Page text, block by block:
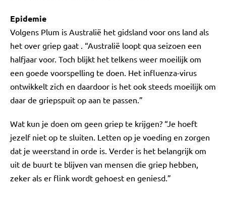
Epidemie
Volgens Plum is Australië het gidsland voor ons land als
het over griep gaat . “Australië loopt qua seizoen een
halfjaar voor. Toch blijkt het telkens weer moeilijk om
een goede voorspelling te doen. Het influenza-virus
ontwikkelt zich en daardoor is het ook steeds moeilijk om
daar de griepspuit op aan te passen.”
Wat kun je doen om geen griep te krijgen? “Je hoeft
jezelf niet op te sluiten. Letten op je voeding en zorgen
dat je weerstand in orde is. Verder is het belangrijk om
uit de buurt te blijven van mensen die griep hebben,
zeker als er flink wordt gehoest en geniesd.”